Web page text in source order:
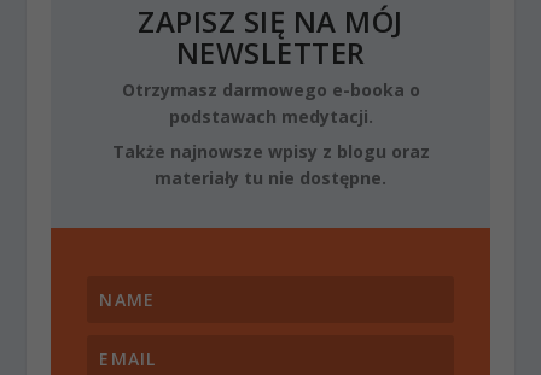
ZAPISZ SIĘ NA MÓJ
NEWSLETTER
Otrzymasz darmowego e-booka o
podstawach medytacji.
Także najnowsze wpisy z blogu oraz
materiały tu nie dostępne.